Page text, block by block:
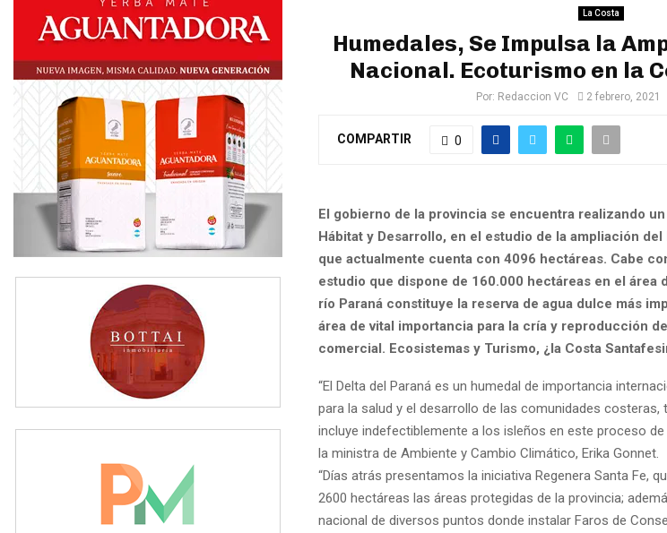
La Costa
Humedales, Se Impulsa la
Nacional. Ecoturismo en la
Por: Redaccion VC 2 febrero, 2021
COMPARTIR 0
El gobierno de la provincia se encuentra realizando
Hábitat y Desarrollo, en el estudio de la ampliación
que actualmente cuenta con 4096 hectáreas. Cabe
estudio que dispone de 160.000 hectáreas en el área
río Paraná constituye la reserva de agua dulce más
área de vital importancia para la cría y reproducción
comercial. Ecosistemas y Turismo, ¿la Costa
“El Delta del Paraná es un humedal de importancia
para la salud y el desarrollo de las comunidades costeras,
incluye indefectiblemente a los isleños en este proceso
la ministra de Ambiente y Cambio Climático, Erika Gonnet.
“Días atrás presentamos la iniciativa Regenera Santa Fe,
2600 hectáreas las áreas protegidas de la provincia;
nacional de diversos puntos donde instalar Faros de